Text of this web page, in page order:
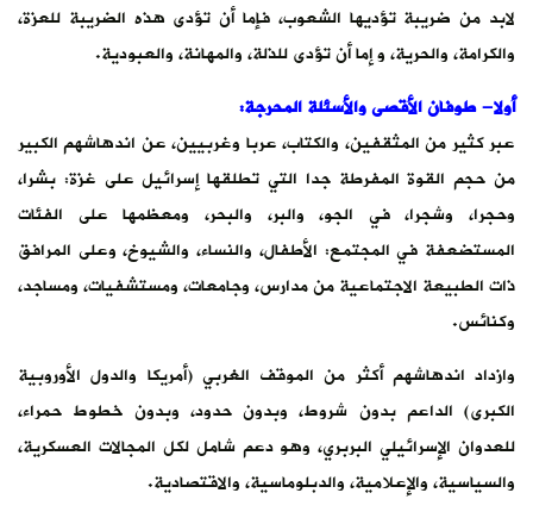
لابد من ضريبة تؤديها الشعوب، فإما أن تؤدى هذه الضريبة للعزة،
والكرامة، والحرية، و إما أن تؤدى للذلة، والمهانة، والعبودية.
أولا- طوفان الأقصى والأسئلة المحرجة:
عبر كثير من المثقفين، والكتاب، عربا وغربيين، عن اندهاشهم الكبير
من حجم القوة المفرطة جدا التي تطلقها إسرائيل على غزة: بشرا،
وحجرا، وشجرا، في الجو، والبر، والبحر، ومعظمها على الفئات
المستضعفة في المجتمع: الأطفال، والنساء، والشيوخ، وعلى المرافق
ذات الطبيعة الاجتماعية من مدارس، وجامعات، ومستشفيات، ومساجد،
وكنائس.
وازداد اندهاشهم أكثر من الموقف الغربي (أمريكا والدول الأوروبية
الكبرى) الداعم بدون شروط، وبدون حدود، وبدون خطوط حمراء،
للعدوان الإسرائيلي البربري، وهو دعم شامل لكل المجالات العسكرية،
والسياسية، والإعلامية، والدبلوماسية، والاقتصادية.